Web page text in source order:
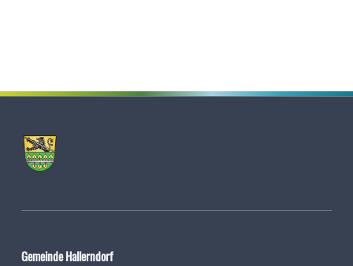
Gemeinde Hallerndorf